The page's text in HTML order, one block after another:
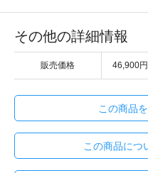
その他の詳細情報
販売価格 46,900円
この商品
この商品につ